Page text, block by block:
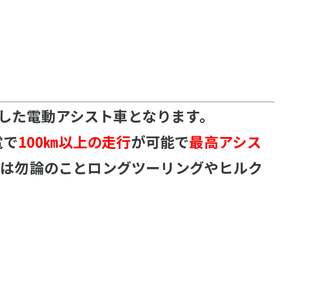
電動アシスト車となります。
100㎞以上の走行が可能で最高アシス
勿論のことロングツーリングやヒルク